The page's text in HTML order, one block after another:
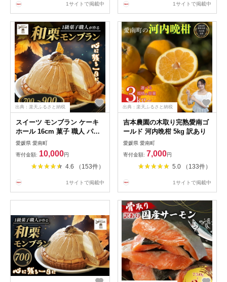
1サイトで掲載中
mikan 愛南 ご当地 フルーツ
媛県 愛南町
1サイトで掲載中
出典：楽天ふるさと納税
スイーツ モンブラン ケーキ
ホール 16cm 菓子 職人 パテ
ィスリー ジュテーム 栗 マロ
ン 洋菓子 冷凍 プレゼント お
菓子 バター デザート 父の日
母の日 贈答 贈り物
愛媛県 愛南町
寄付金額: 10,000円
4.6 （153件）
1サイトで掲載中
出典：楽天ふるさと納税
吉本農園の木取り完熟愛南ゴ
ールド 河内晩柑 5kg 訳あり
愛媛県 愛南町
寄付金額: 7,000円
5.0 （133件）
1サイトで掲載中